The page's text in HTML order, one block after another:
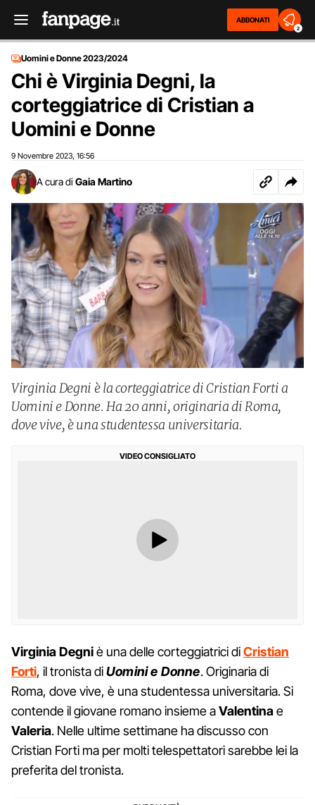
ABBONATI
2
Uomini e Donne 2023/2024
Chi è Virginia Degni, la
corteggiatrice di Cristian a
Uomini e Donne
9 Novembre 2023 16:56
A cura di Gaia Martino
Virginia Degni è la corteggiatrice di Cristian Forti a
Uomini e Donne. Ha 20 anni, originaria di Roma,
dove vive, è una studentessa universitaria.
VIDEO CONSIGLIATO
Virginia Degniè una delle corteggiatrici diCristian
Forti, il tronista diUomini e Donne. Originaria di
Roma, dove vive, è una studentessa universitaria. Si
contende il giovane romano insieme aValentinae
Valeria. Nelle ultime settimane ha discusso con
Cristian Forti ma per molti telespettatori sarebbe lei la
preferita del tronista.